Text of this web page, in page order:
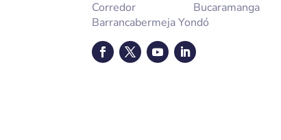
Corredor Bucaramanga
Barrancabermeja Yondó